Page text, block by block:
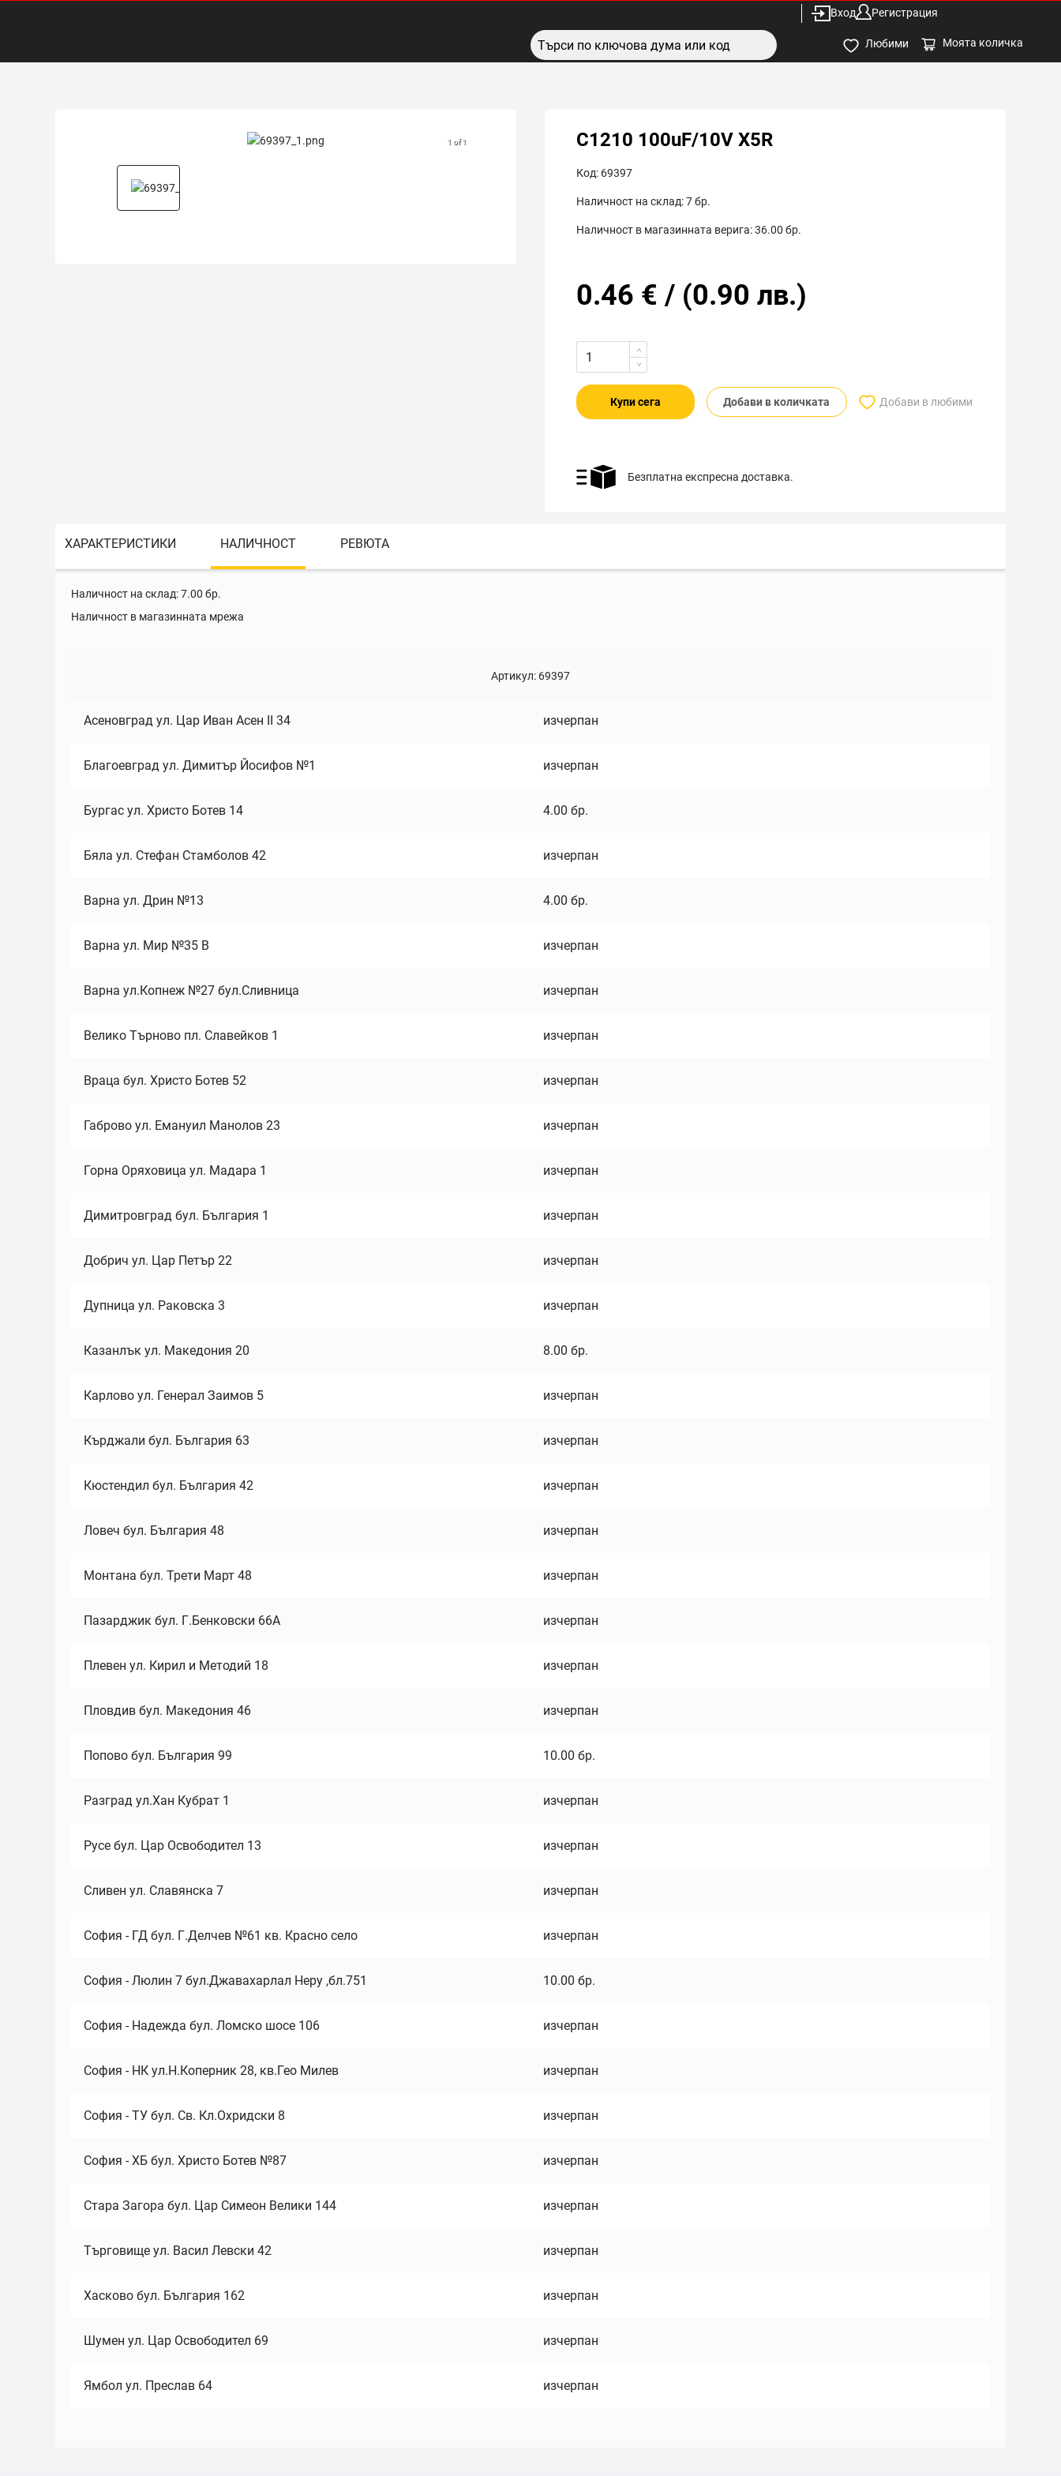
Вход Регистрация
Любими Моята количка
1 of 1 C1210 100uF/10V X5R
Код: 69397
Наличност на склад:7бр.
Наличност в магазинната верига:36.00 бр.
0.46 € / (0.90 лв.)
Купи сега Добави в количката Добави в любими
Безплатна експресна доставка.
ХАРАКТЕРИСТИКИ НАЛИЧНОСТ РЕВЮТА
Наличност на склад:7.00 бр.
Наличност в магазинната мрежа
Артикул: 69397
Асеновград ул. Цар Иван Асен II 34 изчерпан
Благоевград ул. Димитър Йосифов №1 изчерпан
Бургас ул. Христо Ботев 14 4.00 бр.
Бяла ул. Стефан Стамболов 42 изчерпан
Варна ул. Дрин №13 4.00 бр.
Варна ул. Мир №35 В изчерпан
Варна ул.Копнеж №27 бул.Сливница изчерпан
Велико Търново пл. Славейков 1 изчерпан
Враца бул. Христо Ботев 52 изчерпан
Габрово ул. Емануил Манолов 23 изчерпан
Горна Оряховица ул. Мадара 1 изчерпан
Димитровград бул. България 1 изчерпан
Добрич ул. Цар Петър 22 изчерпан
Дупница ул. Раковска 3 изчерпан
Казанлък ул. Македония 20 8.00 бр.
Карлово ул. Генерал Заимов 5 изчерпан
Кърджали бул. България 63 изчерпан
Кюстендил бул. България 42 изчерпан
Ловеч бул. България 48 изчерпан
Монтана бул. Трети Март 48 изчерпан
Пазарджик бул. Г.Бенковски 66А изчерпан
Плевен ул. Кирил и Методий 18 изчерпан
Пловдив бул. Македония 46 изчерпан
Попово бул. България 99 10.00 бр.
Разград ул.Хан Кубрат 1 изчерпан
Русе бул. Цар Освободител 13 изчерпан
Сливен ул. Славянска 7 изчерпан
София - ГД бул. Г.Делчев №61 кв. Красно село изчерпан
София - Люлин 7 бул.Джавахарлал Неру ,бл.751 10.00 бр.
София - Надежда бул. Ломско шосе 106 изчерпан
София - НК ул.Н.Коперник 28, кв.Гео Милев изчерпан
София - ТУ бул. Св. Кл.Охридски 8 изчерпан
София - ХБ бул. Христо Ботев №87 изчерпан
Стара Загора бул. Цар Симеон Велики 144 изчерпан
Търговище ул. Васил Левски 42 изчерпан
Хасково бул. България 162 изчерпан
Шумен ул. Цар Освободител 69 изчерпан
Ямбол ул. Преслав 64 изчерпан